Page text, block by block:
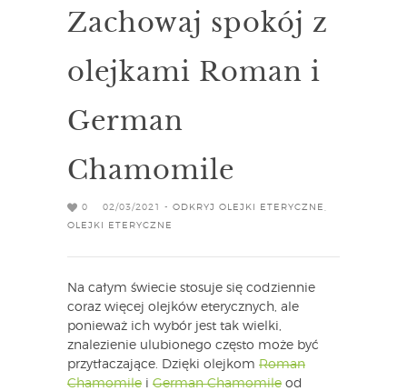
Zachowaj spokój z
olejkami Roman i
German
Chamomile
0 02/03/2021 - ODKRYJ OLEJKI ETERYCZNE
OLEJKI ETERYCZNE
Na całym świecie stosuje się codziennie
coraz więcej olejków eterycznych, ale
ponieważ ich wybór jest tak wielki,
znalezienie ulubionego często może być
przytłaczające. Dzięki olejkom Roman
Chamomile i German Chamomile od